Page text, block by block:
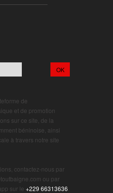
de
et de promotion
sur ce site, de la
béninoise, ainsi
à travers notre site
contactez-nous par
ou par
sur le +229 66313636